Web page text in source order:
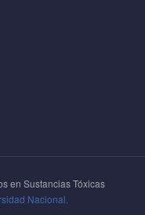
en Sustancias Tóxicas
Nacional.